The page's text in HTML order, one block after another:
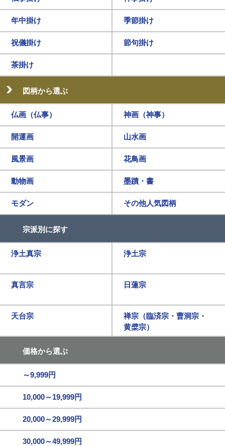
年中掛け 季節掛け
祝儀掛け 節句掛け
茶掛け
図柄から選ぶ
仏画（仏事） 神画（神事）
開運画 山水画
風景画 花鳥画
動物画 墨蹟・書
モダン その他人気図柄
宗派別に探す
浄土真宗 浄土宗
真言宗 日蓮宗
天台宗
禅宗（臨済宗・曹洞宗・
黄檗宗）
価格から選ぶ
～9,999円
10,000～19,999円
20,000～29,999円
30,000～49,999円